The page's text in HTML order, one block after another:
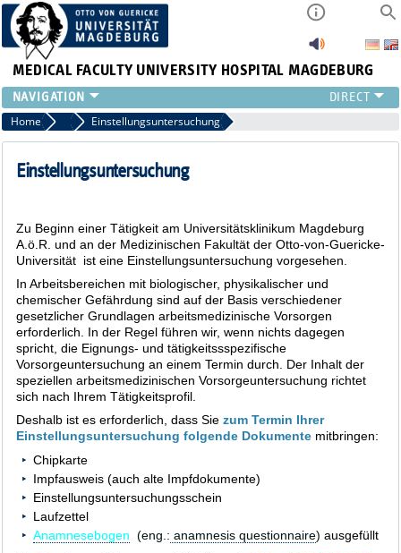
MEDICAL FACULTY UNIVERSITY HOSPITAL MAGDEBURG
INSTITUTE
CLINIC
CENTRAL FACILITIES
INTERNATIONAL
INTRANET
Home Tätigkeitsschwerpunkte
Einstellungsuntersuchung
Einstellungsuntersuchung
Zu Beginn einer Tätigkeit am Universitätsklinikum Magdeburg
A.ö.R. und an der Medizinischen Fakultät der Otto-von-Guericke-
Universität ist eine Einstellungsuntersuchung vorgesehen.
In Arbeitsbereichen mit biologischer, physikalischer und
chemischer Gefährdung sind auf der Basis verschiedener
gesetzlicher Grundlagen arbeitsmedizinische Vorsorgen
erforderlich. In der Regel führen wir, wenn nichts dagegen
spricht, die Eignungs- und tätigkeitssspezifische
Vorsorgeuntersuchung an einem Termin durch. Der Inhalt der
speziellen arbeitsmedizinischen Vorsorgeuntersuchung richtet
sich nach Ihrem Tätigkeitsprofil.
Deshalb ist es erforderlich, dass Sie zum Termin Ihrer
Einstellungsuntersuchung folgende Dokumentemitbringen:
Chipkarte
Impfausweis (auch alte Impfdokumente)
Einstellungsuntersuchungsschein
Laufzettel
Anamnesebogen (eng.: anamnesis questionnaire) ausgefüllt